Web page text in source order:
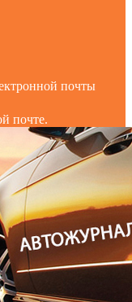
почты
почте.